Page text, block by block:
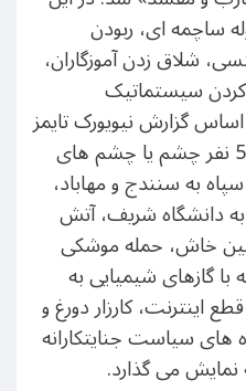
ساچمه ای، ربودن
شلاق زدن آموزگاران،
کردن سیستماتیک
گزارش نیویورک تایمز
در 2 آذر 2581 دست کم 580 نفر چشم یا چشم های
به سنندج و مهاباد،
دانشگاه شریف، آتش
خاش، حمله موشکی
با گازهای شیمیایی به
دختران از آذر 2581، قطع اینترنت، کارزار دورغ و
سیاست جنایتکارانه
نمایش می گذارد.